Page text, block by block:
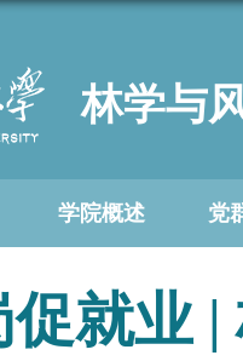
林学与
学院概述 党
就业